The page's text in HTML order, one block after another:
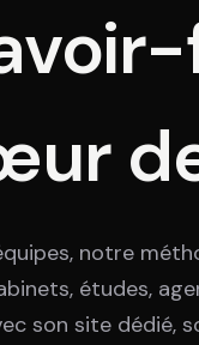
notre
études,
son site